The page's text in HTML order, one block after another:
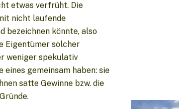
etwas verfrüht. Die
nicht laufende
bezeichnen könnte, also
Eigentümer solcher
weniger spekulativ
gemeinsam haben: sie
satte Gewinne bzw. die